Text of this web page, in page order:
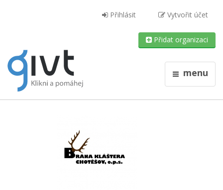
Přihlásit Vytvořit účet
Přidat organizaci
menu